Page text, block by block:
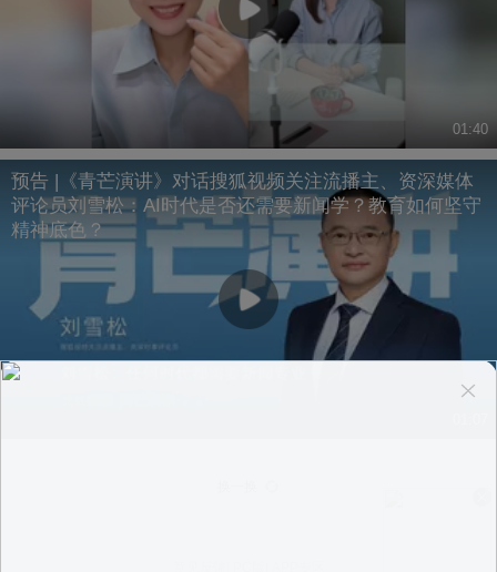
01:40
预告 |《青芒演讲》对话搜狐视频关注流播主、资深媒体
评论员刘雪松：AI时代是否还需要新闻学？教育如何坚守
精神底色？